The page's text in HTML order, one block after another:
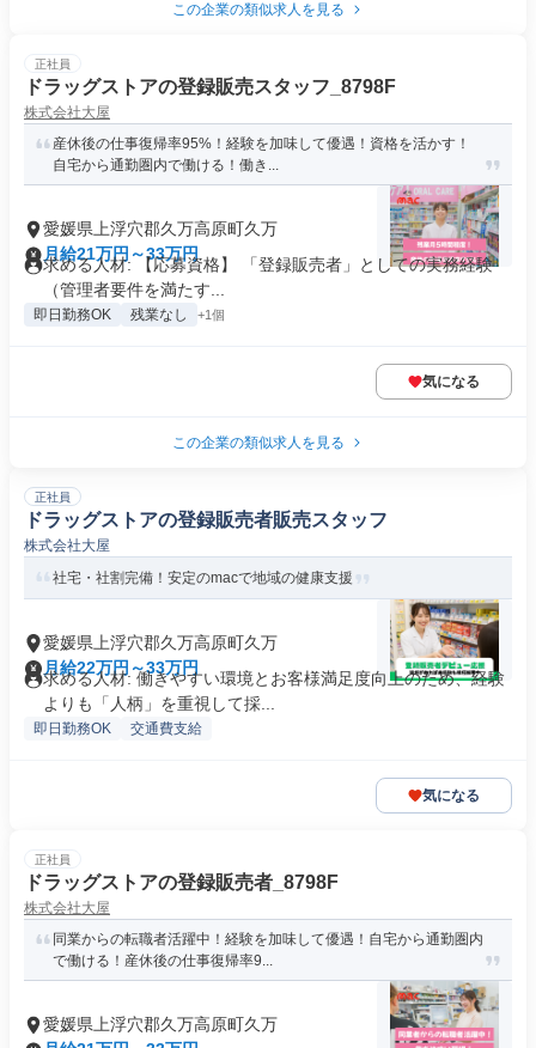
この企業の類似求人を見る
正社員
ドラッグストアの登録販売スタッフ_8798F
株式会社大屋
産休後の仕事復帰率95%！経験を加味して優遇！資格を活かす！
自宅から通勤圏内で働ける！働き...
愛媛県上浮穴郡久万高原町久万
月給21万円～33万円
求める人材: 【応募資格】 「登録販売者」としての実務経験
（管理者要件を満たす...
即日勤務OK 残業なし +1個
気になる
この企業の類似求人を見る
正社員
ドラッグストアの登録販売者販売スタッフ
株式会社大屋
社宅・社割完備！安定のmacで地域の健康支援
愛媛県上浮穴郡久万高原町久万
月給22万円～33万円
求める人材: 働きやすい環境とお客様満足度向上のため、経験
よりも「人柄」を重視して採...
即日勤務OK 交通費支給
気になる
正社員
ドラッグストアの登録販売者_8798F
株式会社大屋
同業からの転職者活躍中！経験を加味して優遇！自宅から通勤圏内
で働ける！産休後の仕事復帰率9...
愛媛県上浮穴郡久万高原町久万